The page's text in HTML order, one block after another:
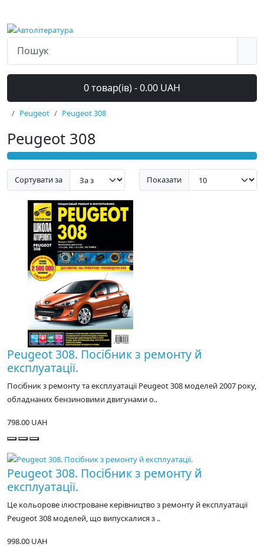
0 товар(ів) - 0.00 UAH
Peugeot Peugeot 308
Peugeot 308
Сортувати за Показати
Peugeot 308. Посібник з ремонту й
експлуатації.
Посібник з ремонту та експлуатації Peugeot 308 моделей 2007 року,
обладнаних бензиновими двигунами о..
798.00 UAH
Peugeot 308. Посібник з ремонту й
експлуатації.
Це кольорове ілюстроване керівництво з ремонту й експлуатації
Peugeot 308 моделей, що випускалися з ..
998.00 UAH